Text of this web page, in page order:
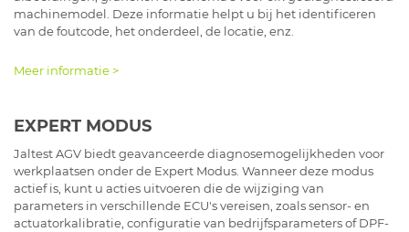
machinemodel. Deze informatie helpt u bij het identificeren
van de foutcode, het onderdeel, de locatie, enz.
Meer informatie >
EXPERT MODUS
Jaltest AGV biedt geavanceerde diagnosemogelijkheden voor
werkplaatsen onder de Expert Modus. Wanneer deze modus
actief is, kunt u acties uitvoeren die de wijziging van
parameters in verschillende ECU's vereisen, zoals sensor- en
actuatorkalibratie, configuratie van bedrijfsparameters of DPF-